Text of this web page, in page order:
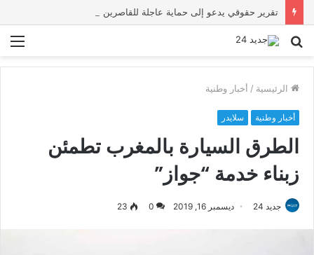
بحث
الرئيسية / أخبار وطنية
أخبار وطنية سلايدر
الطرق السيارة بالمغرب تطمئن
زبناء خدمة “جواز”
جديد 24 ديسمبر 16, 2019 0
23